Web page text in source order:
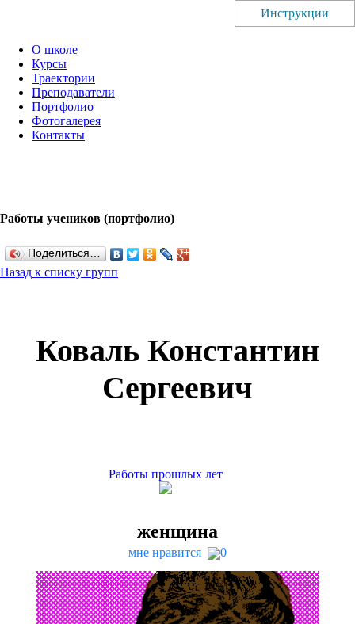
О школе
Курсы
Траектории
Преподаватели
Портфолио
Фотогалерея
Контакты
Работы учеников (портфолио)
Поделиться…
Назад к списку групп
Инструкции
Коваль Константин
Сергеевич
Работы прошлых лет
женщина
мне нравится 0